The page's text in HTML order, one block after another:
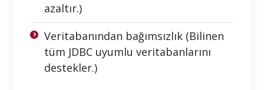
azaltır.)
Veritabanından bağımsızlık (Bilinen
tüm JDBC uyumlu veritabanlarını
destekler.)